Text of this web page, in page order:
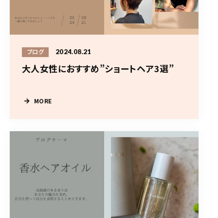
ブログ 2024.08.21
大人女性におすすめ”ショートヘア3選”
MORE